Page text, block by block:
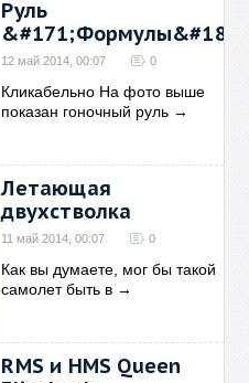
Руль
&#171;Формулы&#187;
12 май 2014, 00:07 0
Кликабельно На фото выше
показан гоночный руль →
Летающая
двухстволка
11 май 2014, 00:07 0
Как вы думаете, мог бы такой
самолет быть в →
RMS и HMS Queen